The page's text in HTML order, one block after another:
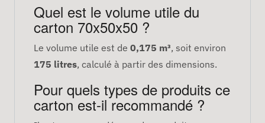
Quel est le volume utile du
carton 70x50x50 ?
Le volume utile est de 0,175 m³, soit environ
175 litres, calculé à partir des dimensions.
Pour quels types de produits ce
carton est-il recommandé ?